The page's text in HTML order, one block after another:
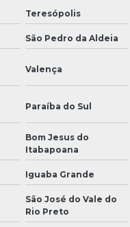
Teresópolis
São Pedro da Aldeia
Valença
Paraíba do Sul
Bom Jesus do
Itabapoana
Iguaba Grande
São José do Vale do
Rio Preto